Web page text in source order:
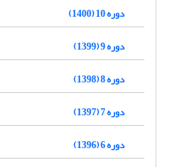
دوره 10 (1400)
دوره 9 (1399)
دوره 8 (1398)
دوره 7 (1397)
دوره 6 (1396)